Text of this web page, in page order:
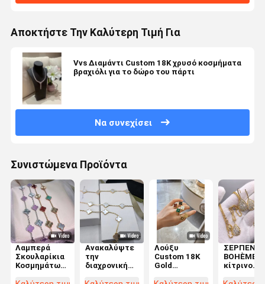
Αποκτήστε Την Καλύτερη Τιμή Για
Vvs Διαμάντι Custom 18K χρυσό κοσμήματα
βραχιόλι για το δώρο του πάρτι
Να συνεχίσει
Συνιστώμενα Προϊόντα
Λαμπερά
Σκουλαρίκια
Κοσμημάτων
Ανακαλύψτε
την
διαχρονική
Λούξυ
Custom 18K
Gold
ΣΕΡΠΕΝΤ
BOHÈME
κίτρινο